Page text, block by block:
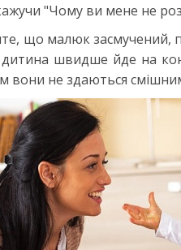
"Чому ви мене не
що малюк засмучений,
дитина швидше йде на
вони не здаються